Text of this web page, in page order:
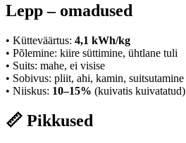
Lepp – omadused
• Kütteväärtus: 4,1 kWh/kg
• Põlemine: kiire süttimine, ühtlane tuli
• Suits: mahe, ei visise
• Sobivus: pliit, ahi, kamin, suitsutamine
• Niiskus: 10–15% (kuivatis kuivatatud)
📏 Pikkused